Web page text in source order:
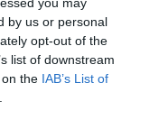
by us or personal
opt-out of the
list of downstream
the IAB’s List of